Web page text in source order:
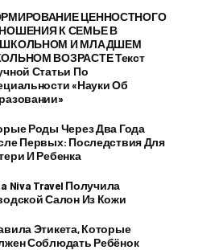
ЦЕННОСТНОГО
К СЕМЬЕ В
И МЛАДШЕМ
ВОЗРАСТЕ Текст
Статьи По
«Науки Об
Роды Через Два Года
Первых: Последствия Для
И Ребенка
Niva Travel Получила
Салон Из Кожи
Этикета, Которые
Соблюдать Ребёнок